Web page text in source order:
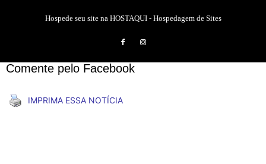
Hospede seu site na HOSTAQUI - Hospedagem de Sites
Comente pelo Facebook
IMPRIMA ESSA NOTÍCIA